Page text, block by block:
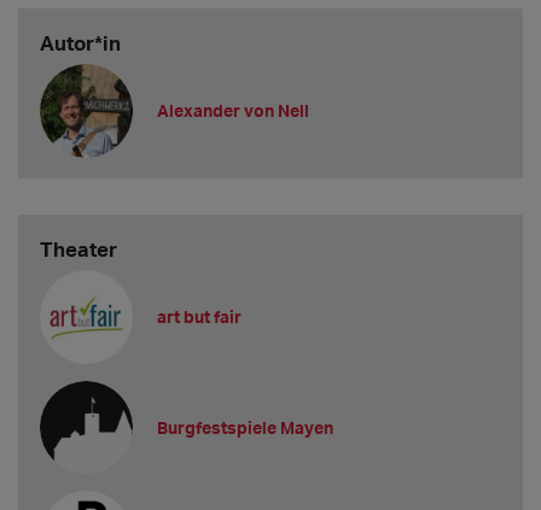
Autor*in
Alexander von Nell
Theater
art but fair
Burgfestspiele Mayen